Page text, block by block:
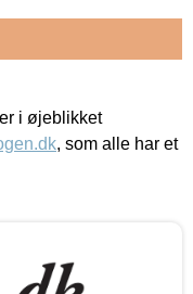
i øjeblikket
, som alle har et